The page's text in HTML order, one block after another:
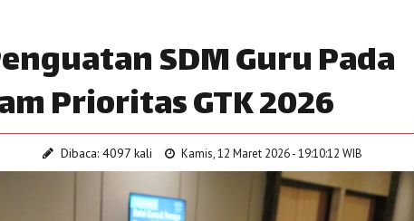
SDM Guru Pada
Prioritas GTK 2026
Dibaca: 4097 kali Kamis, 12 Maret 2026 - 19:10:12 WIB